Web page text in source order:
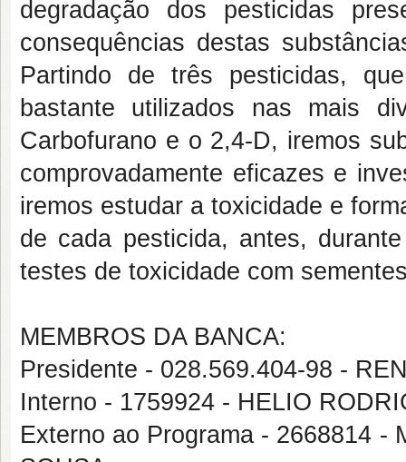
degradação dos pesticidas
consequências destas
Partindo de três pesticidas,
bastante utilizados nas mais
Carbofurano e o 2,4-D, iremos
comprovadamente eficazes e
iremos estudar a toxicidade e
de cada pesticida, antes,
testes de toxicidade com
MEMBROS DA BANCA:
Presidente - 028.569.404-98 -
Interno - 1759924 - HELIO
Externo ao Programa - 2668814 -